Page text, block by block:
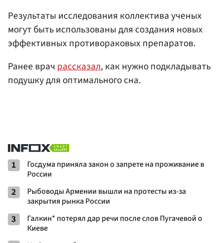
Результаты исследования коллектива ученых
могут быть использованы для создания новых
эффективных противораковых препаратов.
Ранее врач рассказал, как нужно подкладывать
подушку для оптимального сна.
1
Госдума приняла закон о запрете на проживание в
России
2
Рыбоводы Армении вышли на протесты из-за
закрытия рынка России
3
Галкин* потерял дар речи после слов Пугачевой о
Киеве